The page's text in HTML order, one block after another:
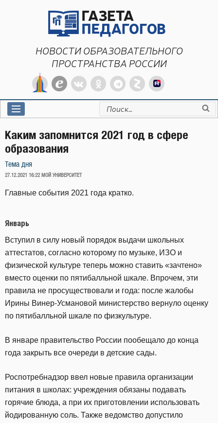
НОВОСТИ ОБРАЗОВАТЕЛЬНОГО
ПРОСТРАНСТВА РОССИИ
Искать:
Каким запомнится 2021 год в сфере
образования
Тема дня
ОПУБЛИКОВАНО
27.12.2021 16:22 МОЙ УНИВЕРСИТЕТ
Главные события 2021 года кратко.
Январь
Вступил в силу новый порядок выдачи школьных
аттестатов, согласно которому по музыке, ИЗО и
физической культуре теперь можно ставить «зачтено»
вместо оценки по пятибалльной шкале. Впрочем, эти
правила не просуществовали и года: после жалобы
Ирины Винер-Усмановой министерство вернуло оценку
по пятибалльной шкале по физкультуре.
В январе правительство России пообещало до конца
года закрыть все очереди в детские сады.
Роспотребнадзор ввел новые правила организации
питания в школах: учреждения обязаны подавать
горячие блюда, а при их приготовлении использовать
йодированную соль. Также ведомство допустило